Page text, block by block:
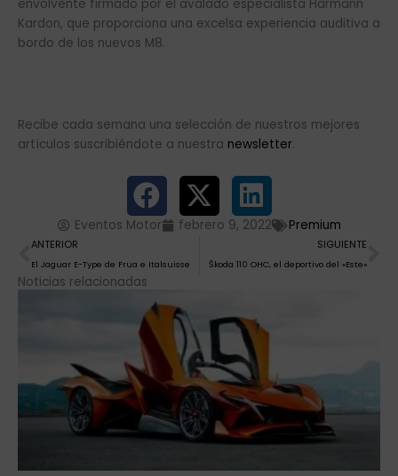
envolvente firmado por el avalado especialista Harmann
Kardon, que proporciona una excelsa experiencia auditiva a
bordo de los nuevos M8.
Recibe cada semana una selección de nuestros mejores
artículos suscribiéndote a nuestra newsletter.
Eventos Motor febrero 9, 2022 Premium
Ant
ANTERIOR
El Jaguar E-Type de Frua e Italsuisse
SIGUIENTE
Škoda 110 OHC, el deportivo del «Este»
Noticias relacionadas